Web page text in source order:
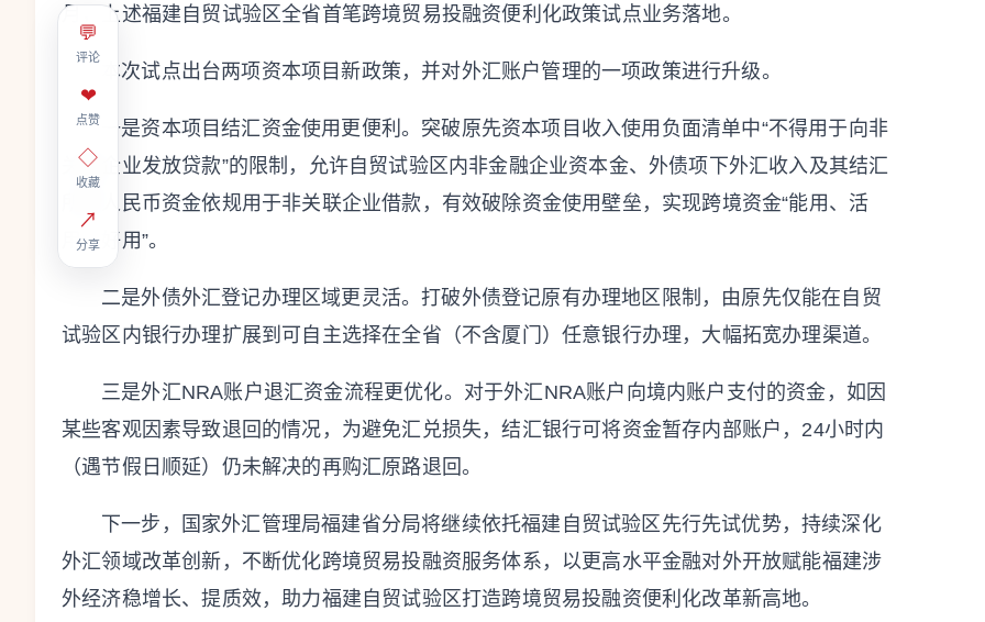
💬
评论
❤
点赞
◇
收藏
↗
分享
月，上述福建自贸试验区全省首笔跨境贸易投融资便利化政策试点业务落地。
本次试点出台两项资本项目新政策，并对外汇账户管理的一项政策进行升级。
一是资本项目结汇资金使用更便利。突破原先资本项目收入使用负面清单中“不得用于向非
关联企业发放贷款”的限制，允许自贸试验区内非金融企业资本金、外债项下外汇收入及其结汇
所得人民币资金依规用于非关联企业借款，有效破除资金使用壁垒，实现跨境资金“能用、活
用、好用”。
二是外债外汇登记办理区域更灵活。打破外债登记原有办理地区限制，由原先仅能在自贸
试验区内银行办理扩展到可自主选择在全省（不含厦门）任意银行办理，大幅拓宽办理渠道。
三是外汇NRA账户退汇资金流程更优化。对于外汇NRA账户向境内账户支付的资金，如因
某些客观因素导致退回的情况，为避免汇兑损失，结汇银行可将资金暂存内部账户，24小时内
（遇节假日顺延）仍未解决的再购汇原路退回。
下一步，国家外汇管理局福建省分局将继续依托福建自贸试验区先行先试优势，持续深化
外汇领域改革创新，不断优化跨境贸易投融资服务体系，以更高水平金融对外开放赋能福建涉
外经济稳增长、提质效，助力福建自贸试验区打造跨境贸易投融资便利化改革新高地。